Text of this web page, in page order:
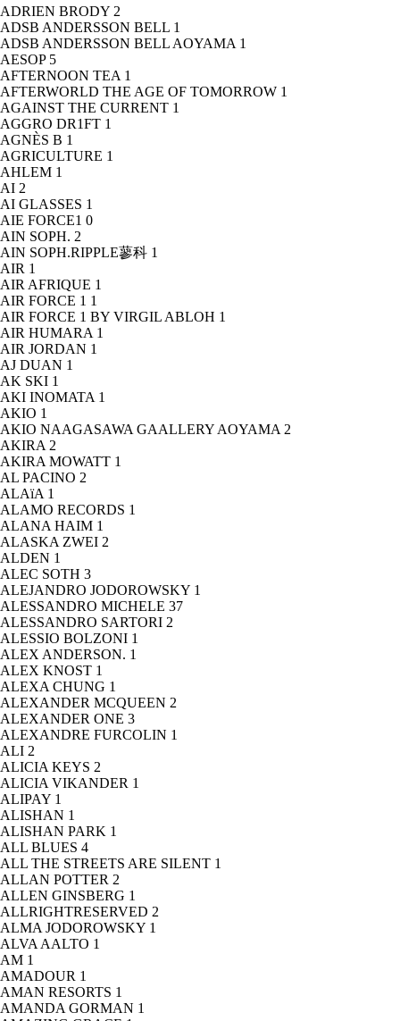
ADRIEN BRODY 2
ADSB ANDERSSON BELL 1
ADSB ANDERSSON BELL AOYAMA 1
AESOP 5
AFTERNOON TEA 1
AFTERWORLD THE AGE OF TOMORROW 1
AGAINST THE CURRENT 1
AGGRO DR1FT 1
AGNÈS B 1
AGRICULTURE 1
AHLEM 1
AI 2
AI GLASSES 1
AIE FORCE1 0
AIN SOPH. 2
AIN SOPH.RIPPLE蓼科 1
AIR 1
AIR AFRIQUE 1
AIR FORCE 1 1
AIR FORCE 1 BY VIRGIL ABLOH 1
AIR HUMARA 1
AIR JORDAN 1
AJ DUAN 1
AK SKI 1
AKI INOMATA 1
AKIO 1
AKIO NAAGASAWA GAALLERY AOYAMA 2
AKIRA 2
AKIRA MOWATT 1
AL PACINO 2
ALAïA 1
ALAMO RECORDS 1
ALANA HAIM 1
ALASKA ZWEI 2
ALDEN 1
ALEC SOTH 3
ALEJANDRO JODOROWSKY 1
ALESSANDRO MICHELE 37
ALESSANDRO SARTORI 2
ALESSIO BOLZONI 1
ALEX ANDERSON. 1
ALEX KNOST 1
ALEXA CHUNG 1
ALEXANDER MCQUEEN 2
ALEXANDER ONE 3
ALEXANDRE FURCOLIN 1
ALI 2
ALICIA KEYS 2
ALICIA VIKANDER 1
ALIPAY 1
ALISHAN 1
ALISHAN PARK 1
ALL BLUES 4
ALL THE STREETS ARE SILENT 1
ALLAN POTTER 2
ALLEN GINSBERG 1
ALLRIGHTRESERVED 2
ALMA JODOROWSKY 1
ALVA AALTO 1
AM 1
AMADOUR 1
AMAN RESORTS 1
AMANDA GORMAN 1